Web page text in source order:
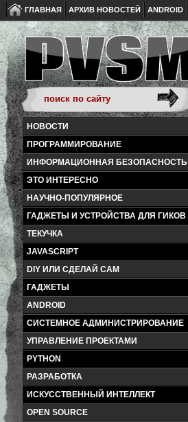
ГЛАВНАЯ АРХИВ НОВОСТЕЙ ANDROID
НОВОСТИ
ПРОГРАММИРОВАНИЕ
ИНФОРМАЦИОННАЯ БЕЗОПАСНОСТЬ
ЭТО ИНТЕРЕСНО
НАУЧНО-ПОПУЛЯРНОЕ
ГАДЖЕТЫ И УСТРОЙСТВА ДЛЯ ГИКОВ
ТЕКУЧКА
JAVASCRIPT
DIY ИЛИ СДЕЛАЙ САМ
ГАДЖЕТЫ
ANDROID
СИСТЕМНОЕ АДМИНИСТРИРОВАНИЕ
УПРАВЛЕНИЕ ПРОЕКТАМИ
PYTHON
РАЗРАБОТКА
ИСКУССТВЕННЫЙ ИНТЕЛЛЕКТ
OPEN SOURCE